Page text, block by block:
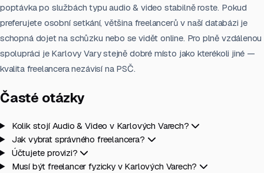
poptávka po službách typu audio & video stabilně roste. Pokud
preferujete osobní setkání, většina freelancerů v naší databázi je
schopná dojet na schůzku nebo se vidět online. Pro plně vzdálenou
spolupráci je Karlovy Vary stejně dobré místo jako kterékoli jiné —
kvalita freelancera nezávisí na PSČ.
Časté otázky
Kolik stojí Audio & Video v Karlových Varech?
Jak vybrat správného freelancera?
Účtujete provizi?
Musí být freelancer fyzicky v Karlových Varech?